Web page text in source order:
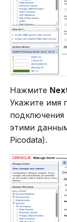
Нажмите
Укажите имя
подключения
этими
Picodata).